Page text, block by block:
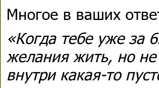
Многое в ваших
«Когда тебе уже за
желания жить, но не
внутри какая-то